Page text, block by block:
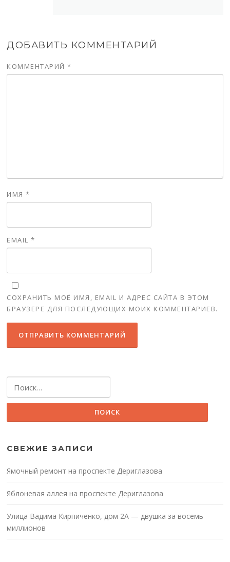
ДОБАВИТЬ КОММЕНТАРИЙ
КОММЕНТАРИЙ*
ИМЯ*
EMAIL*
СОХРАНИТЬ МОЁ ИМЯ, EMAIL И АДРЕС САЙТА В ЭТОМ
БРАУЗЕРЕ ДЛЯ ПОСЛЕДУЮЩИХ МОИХ КОММЕНТАРИЕВ.
СВЕЖИЕ ЗАПИСИ
Ямочный ремонт на проспекте Дериглазова
Яблоневая аллея на проспекте Дериглазова
Улица Вадима Кирпиченко, дом 2А — двушка за восемь
миллионов